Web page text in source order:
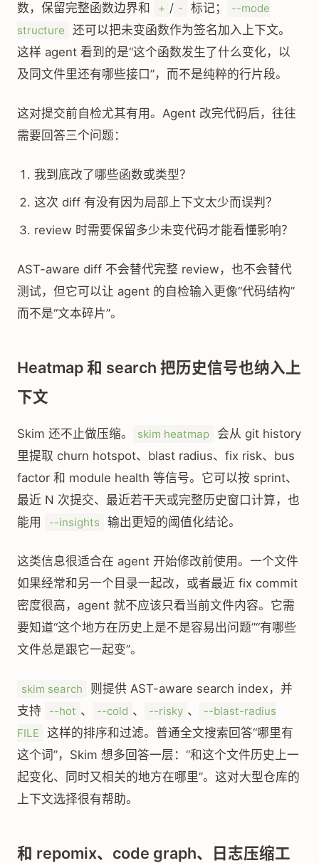
数，保留完整函数边界和
+ / - 标记；
--mode
structure
还可以把未变函数作为签名加入上下文。
这样 agent 看到的是“这个函数发生了什么变化，以
及同文件里还有哪些接口”，而不是纯粹的行片段。
这对提交前自检尤其有用。Agent 改完代码后，往往
需要回答三个问题：
我到底改了哪些函数或类型？
这次 diff 有没有因为局部上下文太少而误判？
review 时需要保留多少未变代码才能看懂影响？
AST-aware diff 不会替代完整 review，也不会替代
测试，但它可以让 agent 的自检输入更像“代码结构”
而不是“文本碎片”。
Heatmap 和 search 把历史信号也纳入上
下文
Skim 还不止做压缩。 skim heatmap
会从 git history
里提取 churn hotspot、blast radius、fix risk、bus
factor 和 module health 等信号。它可以按 sprint、
最近 N 次提交、最近若干天或完整历史窗口计算，也
能用
--insights 输出更短的阈值化结论。
这类信息很适合在 agent 开始修改前使用。一个文件
如果经常和另一个目录一起改，或者最近 fix commit
密度很高，agent 就不应该只看当前文件内容。它需
要知道“这个地方在历史上是不是容易出问题”“有哪些
文件总是跟它一起变”。
skim search
则提供 AST-aware search index，并
支持
--hot 、 --cold 、 --risky 、
--blast-radius
FILE
这样的排序和过滤。普通全文搜索回答“哪里有
这个词”，Skim 想多回答一层：“和这个文件历史上一
起变化、同时又相关的地方在哪里”。这对大型仓库的
上下文选择很有帮助。
和 repomix、code graph、日志压缩工